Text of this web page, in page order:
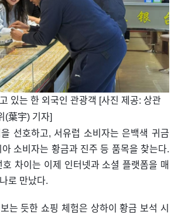
있는 한 외국인 관광객 [사진 제공: 상관
(葉宇) 기자]
선호하고, 서유럽 소비자는 은백색 귀금
소비자는 황금과 진주 등 품목을 찾는다.
차이는 이제 인터넷과 소셜 플랫폼을 매
로 만났다.
는 듯한 쇼핑 체험은 상하이 황금 보석 시